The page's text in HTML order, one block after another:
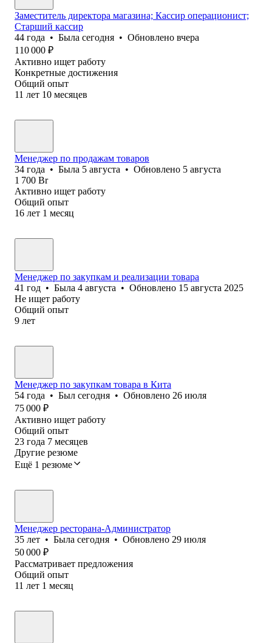
Заместитель директора магазина; Кассир операционист;
Старший кассир
44 года • Была сегодня • Обновлено вчера
110 000 ₽
Активно ищет работу
Конкретные достижения
Общий опыт
11 лет 10 месяцев
Менеджер по продажам товаров
34 года • Была 5 августа • Обновлено 5 августа
1 700 Br
Активно ищет работу
Общий опыт
16 лет 1 месяц
Менеджер по закупкам и реализации товара
41 год • Была 4 августа • Обновлено 15 августа 2025
Не ищет работу
Общий опыт
9 лет
Менеджер по закупкам товара в Кита
54 года • Был сегодня • Обновлено 26 июля
75 000 ₽
Активно ищет работу
Общий опыт
23 года 7 месяцев
Другие резюме
Ещё 1 резюме
Менеджер ресторана-Администратор
35 лет • Была сегодня • Обновлено 29 июля
50 000 ₽
Рассматривает предложения
Общий опыт
11 лет 1 месяц